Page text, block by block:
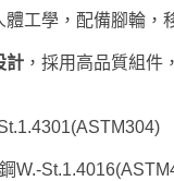
體工學，配備腳輪，
計 ，採用高品質組件
W.-